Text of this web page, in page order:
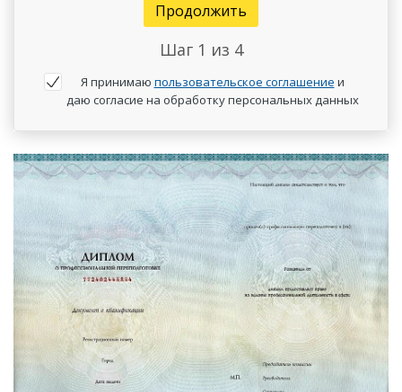
Продолжить
Шаг 1 из 4
Я принимаю пользовательское соглашение и
даю согласие на обработку персональных данных